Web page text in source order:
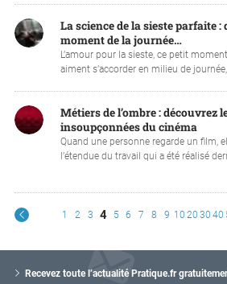
La science de la sieste parfaite :
moment de la journée…
L’amour pour la sieste, ce petit
aiment s’accorder en milieu de
Métiers de l’ombre : découvrez
insoupçonnées du cinéma
Quand une personne regarde un film,
l’étendue du travail qui a été réalisé
1 2 3 4 5 6 7 8 9 10 20 30 40
Recevez toute l’actualité Pratique.fr
o